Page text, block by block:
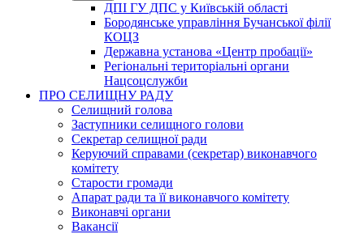
ДПІ ГУ ДПС у Київській області
Бородянське управління Бучанської філії
КОЦЗ
Державна установа «Центр пробації»
Регіональні територіальні органи
Нацсоцслужби
ПРО СЕЛИЩНУ РАДУ
Селищний голова
Заступники селищного голови
Секретар селищної ради
Керуючий справами (секретар) виконавчого
комітету
Старости громади
Апарат ради та її виконавчого комітету
Виконавчі органи
Вакансії